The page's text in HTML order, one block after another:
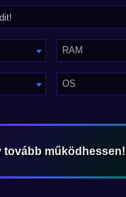
RAM
OS
tovább működhessen!